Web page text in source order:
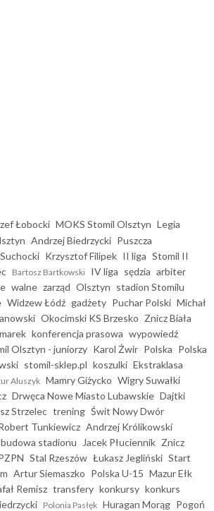
Łobocki MOKS Stomil Olsztyn Legia
Andrzej Biedrzycki Puszcza
Krzysztof Filipek II liga Stomil II
Bartosz Bartkowski IV liga sędzia arbiter
walne zarząd Olsztyn stadion Stomilu
Widzew Łódź gadżety Puchar Polski Michał
Okocimski KS Brzesko Znicz Biała
konferencja prasowa wypowiedź
Olsztyn - juniorzy Karol Żwir Polska Polska
stomil-sklep.pl koszulki Ekstraklasa
Aluszyk Mamry Giżycko Wigry Suwałki
Drwęca Nowe Miasto Lubawskie Dajtki
Strzelec trening Świt Nowy Dwór
Tunkiewicz Andrzej Królikowski
budowa stadionu Jacek Płuciennik Znicz
Stal Rzeszów Łukasz Jegliński Start
Artur Siemaszko Polska U-15 Mazur Ełk
Remisz transfery konkursy konkurs
Polonia Pasłęk Huragan Morąg Pogoń